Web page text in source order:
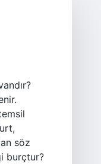
söz
burçtur?